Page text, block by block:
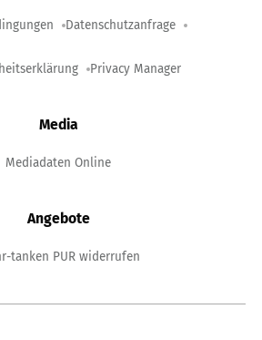
Datenschutzanfrage
Privacy Manager
Media
Mediadaten Online
Angebote
tanken PUR widerrufen